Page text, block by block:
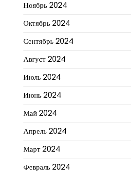
Ноябрь 2024
Октябрь 2024
Сентябрь 2024
Август 2024
Июль 2024
Июнь 2024
Май 2024
Апрель 2024
Март 2024
Февраль 2024